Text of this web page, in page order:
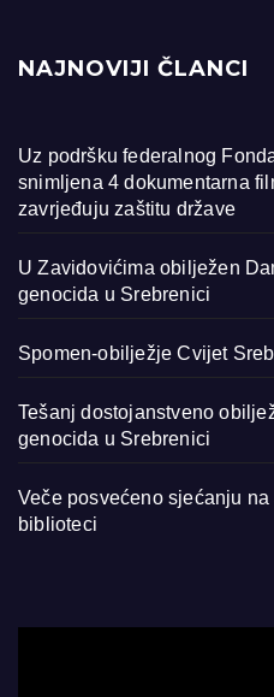
NAJNOVIJI ČLANCI
Uz podršku federalnog
snimljena 4 dokumentarna
zavrjeđuju zaštitu države
U Zavidovićima obilježen
genocida u Srebrenici
Spomen-obilježje Cvijet
Tešanj dostojanstveno
genocida u Srebrenici
Veče posvećeno sjećanju
biblioteci